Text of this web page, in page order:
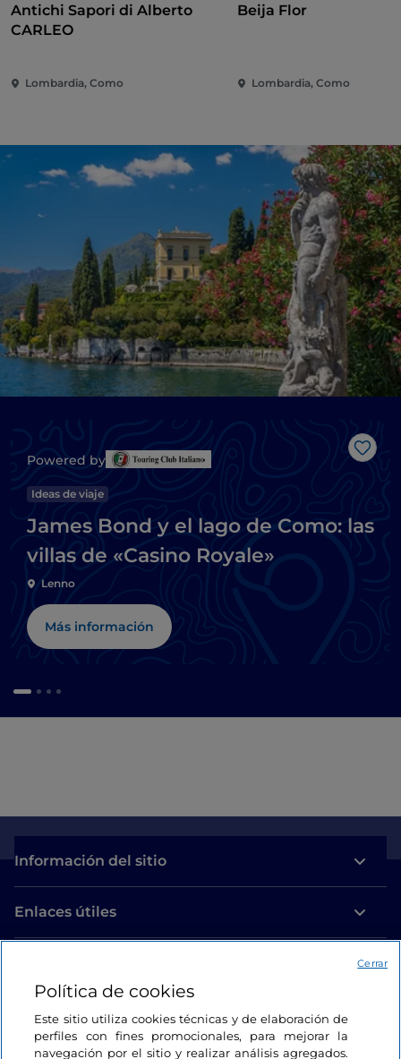
Antichi Sapori di Alberto
CARLEO
Lombardia, Como
Beija Flor
Lombardia, Como
Me
Powered by
Ideas de viaje
James Bond y el lago de Como: las
villas de «Casino Royale»
Lenno
Más información
Información del sitio
Enlaces útiles
Estamos en contacto
Política de cookies
Este sitio utiliza cookies técnicas y de elaboración de
perfiles con fines promocionales, para mejorar la
navegación por el sitio y realizar análisis agregados.
Cerrar